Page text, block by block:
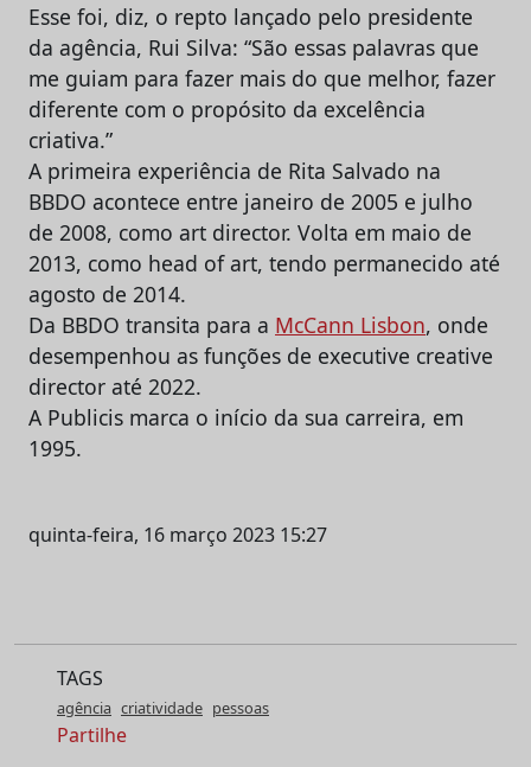
Esse foi, diz, o repto lançado pelo presidente
da agência, Rui Silva: “São essas palavras que
me guiam para fazer mais do que melhor, fazer
diferente com o propósito da excelência
criativa.”
A primeira experiência de Rita Salvado na
BBDO acontece entre janeiro de 2005 e julho
de 2008, como art director. Volta em maio de
2013, como head of art, tendo permanecido até
agosto de 2014.
Da BBDO transita para a McCann Lisbon, onde
desempenhou as funções de executive creative
director até 2022.
A Publicis marca o início da sua carreira, em
1995.
quinta-feira, 16 março 2023 15:27
TAGS
agência criatividade pessoas
Partilhe